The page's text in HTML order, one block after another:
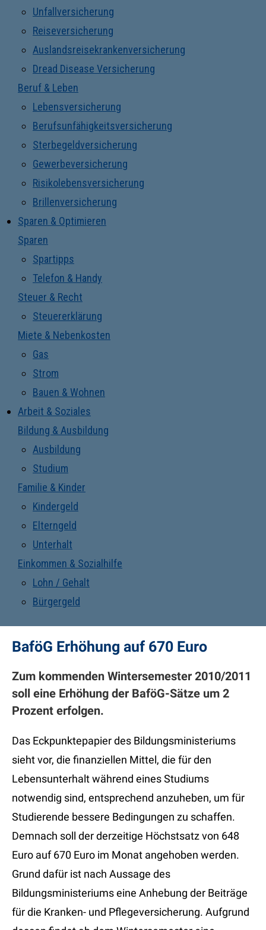
Unfallversicherung
Reiseversicherung
Auslandsreisekrankenversicherung
Dread Disease Versicherung
Beruf & Leben
Lebensversicherung
Berufsunfähigkeitsversicherung
Sterbegeldversicherung
Gewerbeversicherung
Risikolebensversicherung
Brillenversicherung
Sparen & Optimieren
Sparen
Spartipps
Telefon & Handy
Steuer & Recht
Steuererklärung
Miete & Nebenkosten
Gas
Strom
Bauen & Wohnen
Arbeit & Soziales
Bildung & Ausbildung
Ausbildung
Studium
Familie & Kinder
Kindergeld
Elterngeld
Unterhalt
Einkommen & Sozialhilfe
Lohn / Gehalt
Bürgergeld
BaföG Erhöhung auf 670 Euro
Zum kommenden Wintersemester 2010/2011
soll eine Erhöhung der BaföG-Sätze um 2
Prozent erfolgen.
Das Eckpunktepapier des Bildungsministeriums
sieht vor, die finanziellen Mittel, die für den
Lebensunterhalt während eines Studiums
notwendig sind, entsprechend anzuheben, um für
Studierende bessere Bedingungen zu schaffen.
Demnach soll der derzeitige Höchstsatz von 648
Euro auf 670 Euro im Monat angehoben werden.
Grund dafür ist nach Aussage des
Bildungsministeriums eine Anhebung der Beiträge
für die Kranken- und Pflegeversicherung. Aufgrund